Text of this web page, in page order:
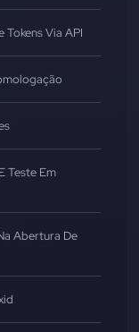
Via API
Teste Em
Abertura De